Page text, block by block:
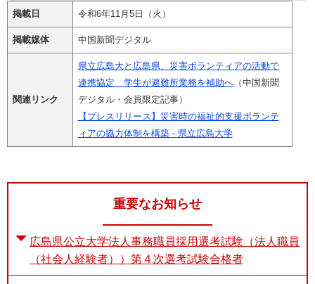
掲載日 令和6年11月5日（火）
掲載媒体 中国新聞デジタル
関連リンク
県立広島大と広島県、災害ボランティアの活動で
連携協定 学生が避難所業務を補助へ（中国新聞
デジタル・会員限定記事）
【プレスリリース】災害時の福祉的支援ボランテ
ィアの協力体制を構築 - 県立広島大学
重要なお知らせ
広島県公立大学法人事務職員採用選考試験（法人職員
（社会人経験者））第４次選考試験合格者